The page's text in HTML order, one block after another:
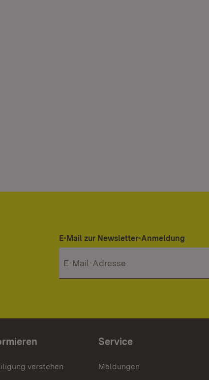
E-Mail zur Newsletter-Anmeldung
verstehen
Service
Meldungen